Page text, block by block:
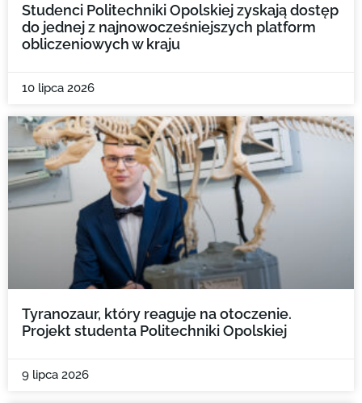
Studenci Politechniki Opolskiej zyskają dostęp
do jednej z najnowocześniejszych platform
obliczeniowych w kraju
10 lipca 2026
Tyranozaur, który reaguje na otoczenie.
Projekt studenta Politechniki Opolskiej
9 lipca 2026